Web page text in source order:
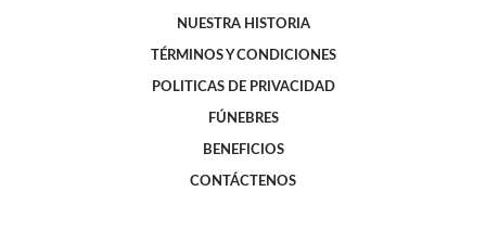
NUESTRA HISTORIA
TÉRMINOS Y CONDICIONES
POLITICAS DE PRIVACIDAD
FÚNEBRES
BENEFICIOS
CONTÁCTENOS